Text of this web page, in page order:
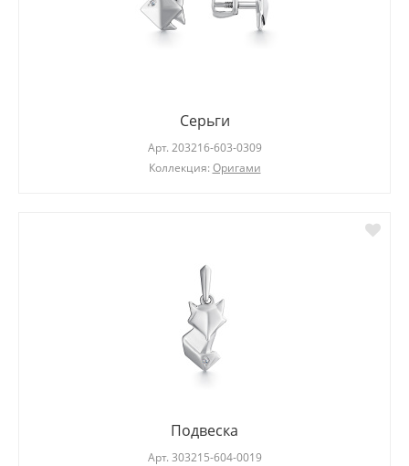
Серьги
Арт. 203216-603-0309
Коллекция: Оригами
Подвеска
Арт. 303215-604-0019